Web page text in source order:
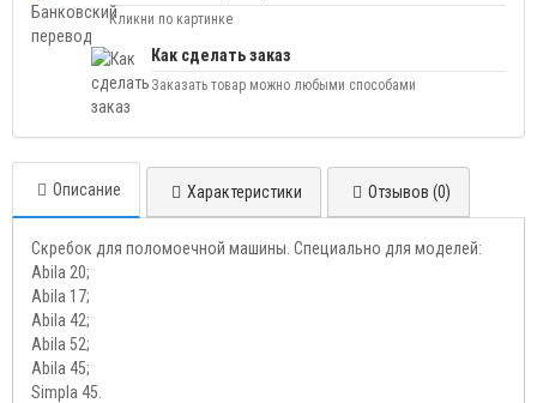
Кликни по картинке
Как сделать заказ
Заказать товар можно любыми способами
Описание Характеристики Отзывов (0)
Скребок для поломоечной машины. Специально для моделей:
Abila 20;
Abila 17;
Abila 42;
Abila 52;
Abila 45;
Simpla 45.